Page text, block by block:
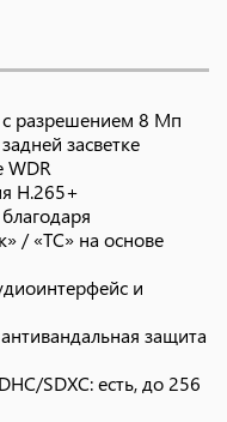
с разрешением 8 Мп
засветке
WDR
H.265+
/ «ТС» на основе
и
защита
SDXC: есть, до 256